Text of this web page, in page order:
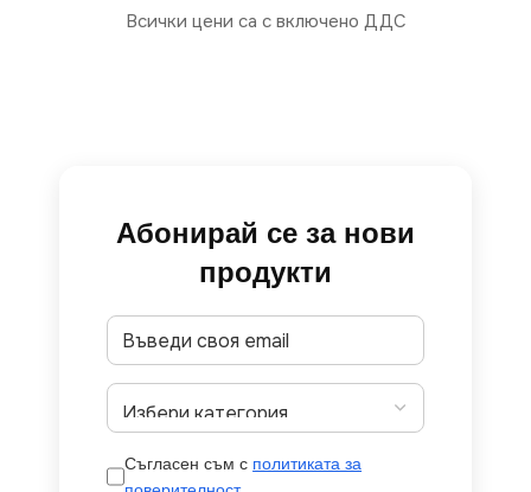
Всички цени са с включено ДДС
Абонирай се за нови
продукти
Съгласен съм с политиката за